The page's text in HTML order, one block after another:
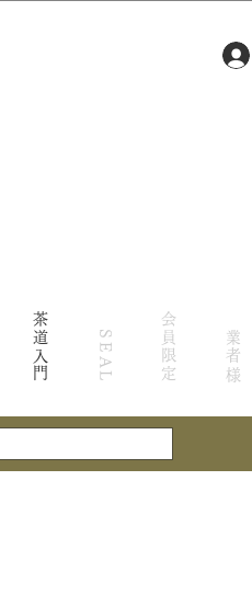
茶道入門 SEAL 会員限定 業者様